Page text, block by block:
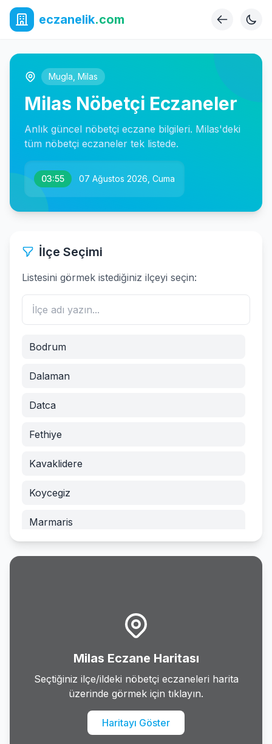
eczanelik.com
Mugla Milas
Milas Nöbetçi Eczaneler
Anlık güncel nöbetçi eczane bilgileri. Milas'deki
tüm nöbetçi eczaneler tek listede.
03:55 07 Ağustos 2026, Cuma
İlçe Seçimi
Listesini görmek istediğiniz ilçeyi seçin:
Bodrum
Dalaman
Datca
Fethiye
Kavaklidere
Koycegiz
Marmaris
Milas Eczane Haritası
Seçtiğiniz ilçe/ildeki nöbetçi eczaneleri harita
üzerinde görmek için tıklayın.
Haritayı Göster